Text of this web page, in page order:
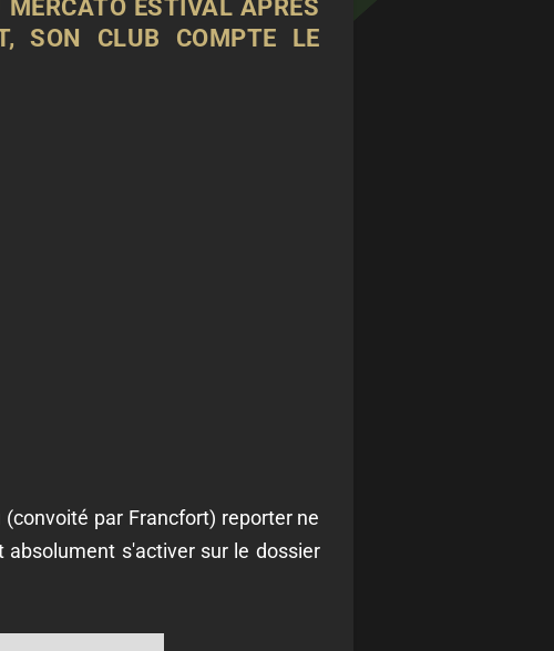
ESTIVAL APRÈS
SON CLUB COMPTE LE
par Francfort) reporter ne
absolument s'activer sur le dossier